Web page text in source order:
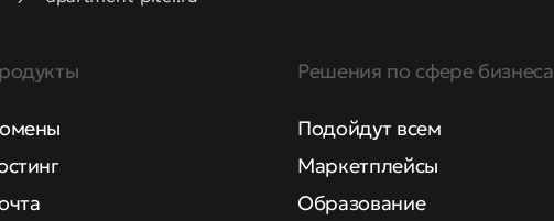
Решения по сфере бизнеса
Подойдут всем
Маркетплейсы
Образование